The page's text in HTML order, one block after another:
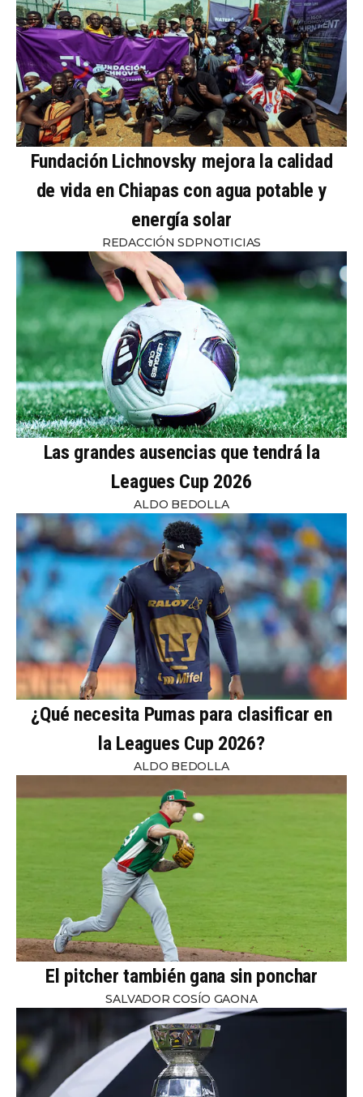
Fundación Lichnovsky mejora la calidad
de vida en Chiapas con agua potable y
energía solar
REDACCIÓN SDPNOTICIAS
Las grandes ausencias que tendrá la
Leagues Cup 2026
ALDO BEDOLLA
¿Qué necesita Pumas para clasificar en
la Leagues Cup 2026?
ALDO BEDOLLA
El pitcher también gana sin ponchar
SALVADOR COSÍO GAONA